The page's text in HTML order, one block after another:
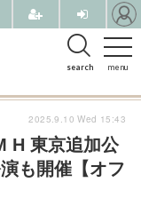
menu
search
H 東京追加公
も開催【オフ
2025.9.10 Wed 15:43